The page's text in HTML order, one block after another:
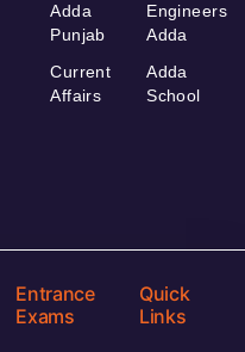
Adda
Punjab
Current
Affairs
Engineers
Adda
Adda
School
Entrance
Exams
Quick
Links